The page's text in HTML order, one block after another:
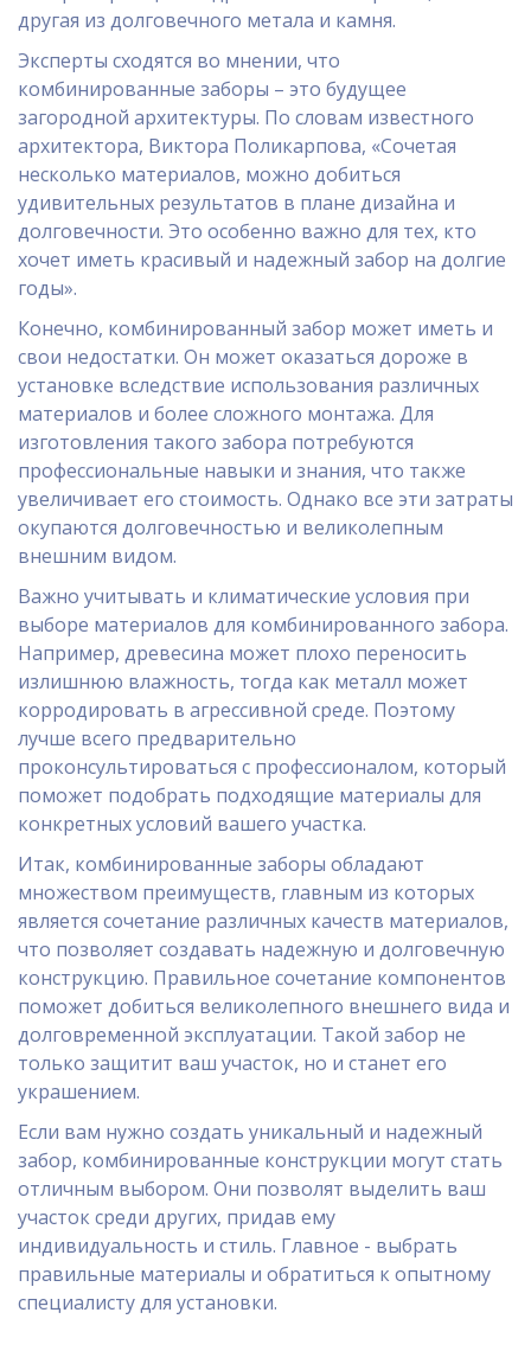
другая из долговечного метала и камня.
Эксперты сходятся во мнении, что
комбинированные заборы – это будущее
загородной архитектуры. По словам известного
архитектора, Виктора Поликарпова, «Сочетая
несколько материалов, можно добиться
удивительных результатов в плане дизайна и
долговечности. Это особенно важно для тех, кто
хочет иметь красивый и надежный забор на долгие
годы».
Конечно, комбинированный забор может иметь и
свои недостатки. Он может оказаться дороже в
установке вследствие использования различных
материалов и более сложного монтажа. Для
изготовления такого забора потребуются
профессиональные навыки и знания, что также
увеличивает его стоимость. Однако все эти затраты
окупаются долговечностью и великолепным
внешним видом.
Важно учитывать и климатические условия при
выборе материалов для комбинированного забора.
Например, древесина может плохо переносить
излишнюю влажность, тогда как металл может
корродировать в агрессивной среде. Поэтому
лучше всего предварительно
проконсультироваться с профессионалом, который
поможет подобрать подходящие материалы для
конкретных условий вашего участка.
Итак, комбинированные заборы обладают
множеством преимуществ, главным из которых
является сочетание различных качеств материалов,
что позволяет создавать надежную и долговечную
конструкцию. Правильное сочетание компонентов
поможет добиться великолепного внешнего вида и
долговременной эксплуатации. Такой забор не
только защитит ваш участок, но и станет его
украшением.
Если вам нужно создать уникальный и надежный
забор, комбинированные конструкции могут стать
отличным выбором. Они позволят выделить ваш
участок среди других, придав ему
индивидуальность и стиль. Главное - выбрать
правильные материалы и обратиться к опытному
специалисту для установки.